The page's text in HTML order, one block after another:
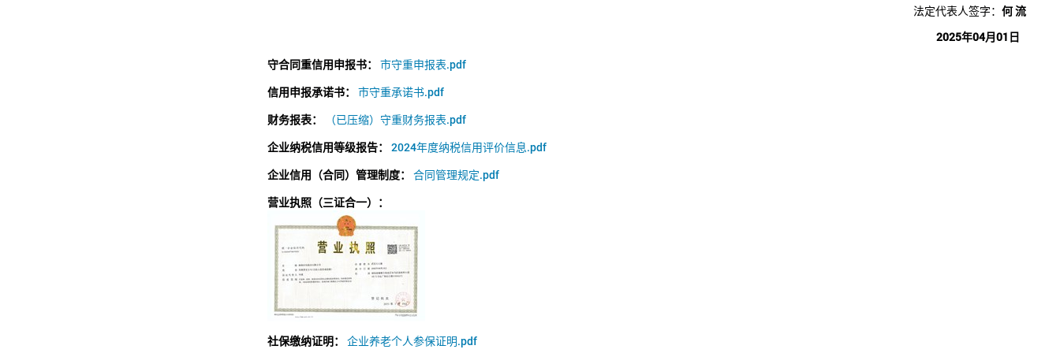
法定代表人签字： 何 流
2025年04月01日
守合同重信用申报书：
市守重申报表.pdf
信用申报承诺书：
市守重承诺书.pdf
财务报表：
（已压缩）守重财务报表.pdf
企业纳税信用等级报告：
2024年度纳税信用评价信息.pdf
企业信用（合同）管理制度：
合同管理规定.pdf
营业执照（三证合一）：
社保缴纳证明： 企业养老个人参保证明.pdf